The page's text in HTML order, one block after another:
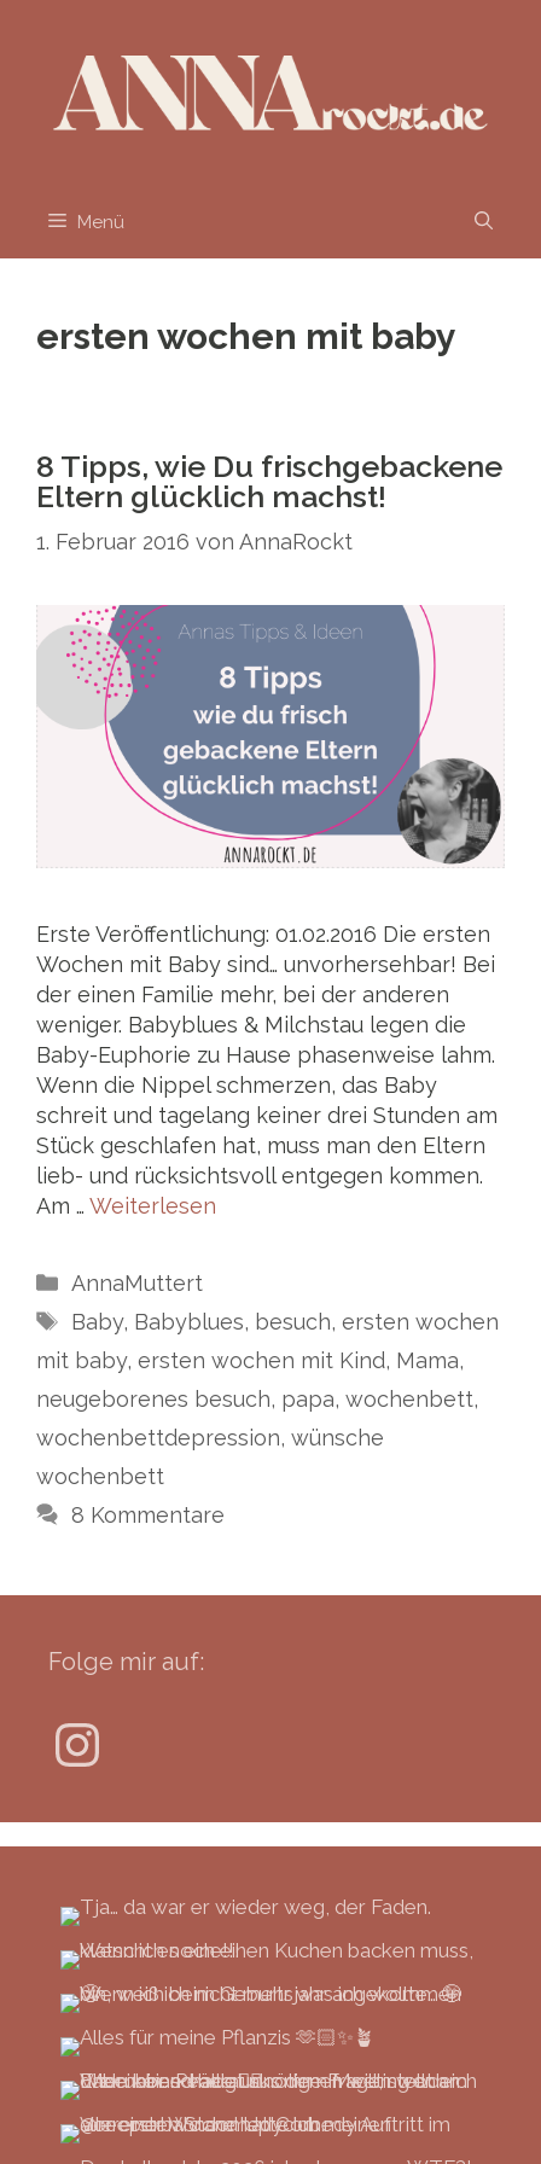
springen
Menü
ersten wochen mit baby
8 Tipps, wie Du frischgebackene
Eltern glücklich machst!
1. Februar 2016 von AnnaRockt
Erste Veröffentlichung: 01.02.2016 Die ersten
Wochen mit Baby sind… unvorhersehbar! Bei
der einen Familie mehr, bei der anderen
weniger. Babyblues & Milchstau legen die
Baby-Euphorie zu Hause phasenweise lahm.
Wenn die Nippel schmerzen, das Baby
schreit und tagelang keiner drei Stunden am
Stück geschlafen hat, muss man den Eltern
lieb- und rücksichtsvoll entgegen kommen.
Am … Weiterlesen
Kategorien
AnnaMuttert
Schlagwörter
Baby, Babyblues, besuch, ersten wochen
mit baby, ersten wochen mit Kind, Mama,
neugeborenes besuch, papa, wochenbett,
wochenbettdepression, wünsche
wochenbett
8 Kommentare
Folge mir auf:
Instagram